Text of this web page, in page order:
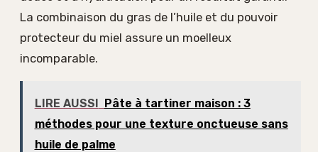
La combinaison du gras de l’huile et du pouvoir
protecteur du miel assure un moelleux
incomparable.
LIRE AUSSI Pâte à tartiner maison : 3
méthodes pour une texture onctueuse sans
huile de palme